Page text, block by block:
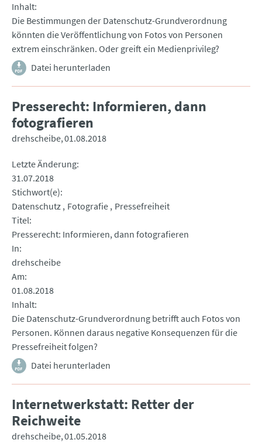
Inhalt
Die Bestimmungen der Datenschutz-Grundverordnung
könnten die Veröffentlichung von Fotos von Personen
extrem einschränken. Oder greift ein Medienprivileg?
Datei herunterladen
Presserecht: Informieren, dann
fotografieren
drehscheibe 01.08.2018
Letzte Änderung
31.07.2018
Stichwort(e)
Datenschutz Fotografie Pressefreiheit
Titel
Presserecht: Informieren, dann fotografieren
In
drehscheibe
Am
01.08.2018
Inhalt
Die Datenschutz-Grundverordnung betrifft auch Fotos von
Personen. Können daraus negative Konsequenzen für die
Pressefreiheit folgen?
Datei herunterladen
Internetwerkstatt: Retter der
Reichweite
drehscheibe 01.05.2018